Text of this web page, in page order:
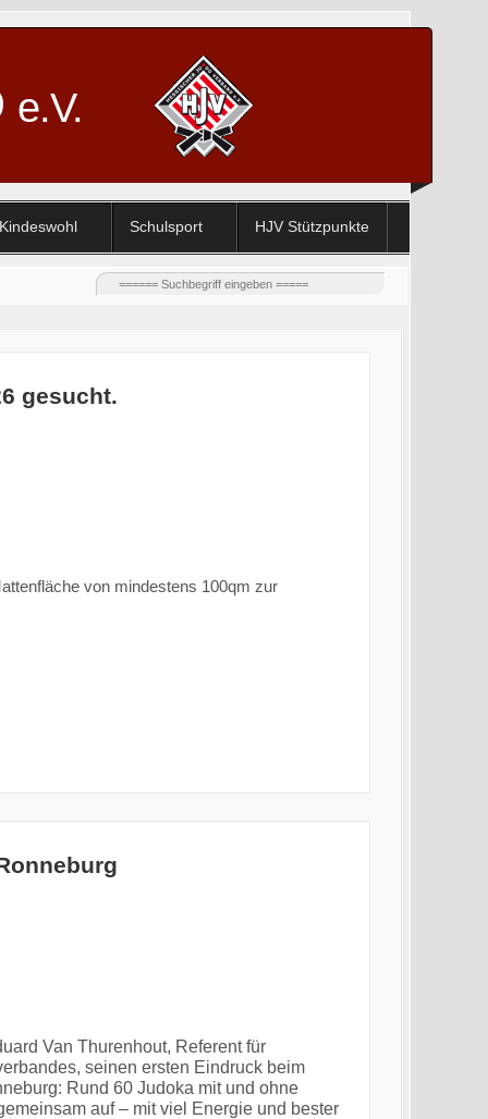
e.V.
Kindeswohl Schulsport HJV Stützpunkte
gesucht.
von mindestens 100qm zur
Van Thurenhout, Referent für
seinen ersten Eindruck beim
Rund 60 Judoka mit und ohne
auf – mit viel Energie und bester